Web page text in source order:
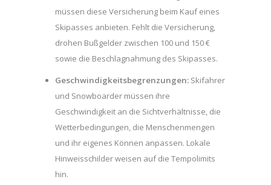
müssen diese Versicherung beim Kauf eines
Skipasses anbieten. Fehlt die Versicherung,
drohen Bußgelder zwischen 100 und 150 €
sowie die Beschlagnahmung des Skipasses.
Geschwindigkeitsbegrenzungen:Skifahrer
und Snowboarder müssen ihre
Geschwindigkeit an die Sichtverhältnisse, die
Wetterbedingungen, die Menschenmengen
und ihr eigenes Können anpassen. Lokale
Hinweisschilder weisen auf die Tempolimits
hin.